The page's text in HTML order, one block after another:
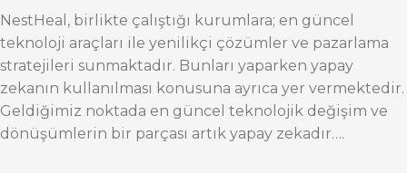
NestHeal, birlikte çalıştığı kurumlara; en güncel
teknoloji araçları ile yenilikçi çözümler ve pazarlama
stratejileri sunmaktadır. Bunları yaparken yapay
zekanın kullanılması konusuna ayrıca yer vermektedir.
Geldiğimiz noktada en güncel teknolojik değişim ve
dönüşümlerin bir parçası artık yapay zekadır….